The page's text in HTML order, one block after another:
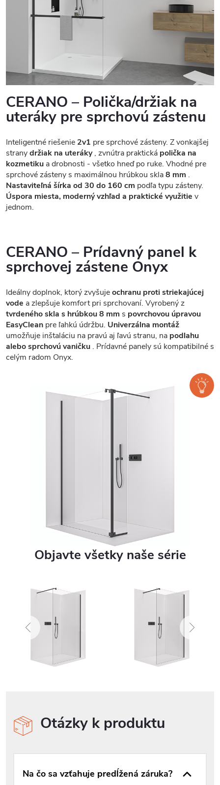
CERANO – Polička/držiak na
uteráky pre sprchovú zástenu
Inteligentné riešenie 2v1 pre sprchové zásteny. Z vonkajšej
stranydržiak na uteráky, zvnútra praktická polička na
kozmetiku a drobnosti - všetko hneď po ruke. Vhodné pre
sprchové zásteny s maximálnou hrúbkou skla8 mm .
Nastaviteľná šírka od 30 do 160 cm podľa typu zásteny.
Úspora miesta, moderný vzhľad a praktické využitie v
jednom.
CERANO – Prídavný panel k
sprchovej zástene Onyx
Ideálny doplnok, ktorý zvyšujeochranu proti striekajúcej
vode a zlepšuje komfort pri sprchovaní. Vyrobený z
tvrdeného skla s hrúbkou 8 mm s povrchovou úpravou
EasyClean pre ľahkú údržbu. Univerzálna montáž
umožňuje inštaláciu na pravú aj ľavú stranu, na podlahu
alebo sprchovú vaničku . Prídavné panely sú kompatibilné s
celým radom Onyx.
Objavte všetky naše série
Otázky k produktu
Na čo sa vzťahuje predĺžená záruka?